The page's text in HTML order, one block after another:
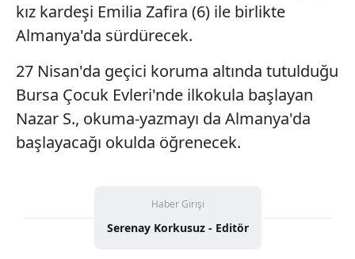
kız kardeşi Emilia Zafira (6) ile birlikte
Almanya'da sürdürecek.
27 Nisan'da geçici koruma altında tutulduğu
Bursa Çocuk Evleri'nde ilkokula başlayan
Nazar S., okuma-yazmayı da Almanya'da
başlayacağı okulda öğrenecek.
Haber Girişi
Serenay Korkusuz - Editör